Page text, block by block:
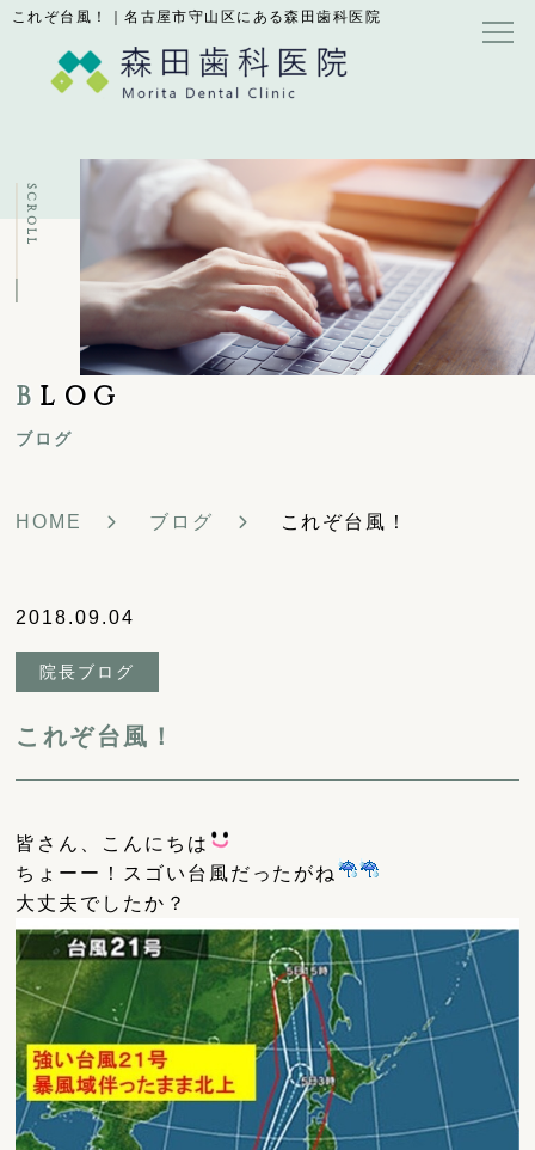
これぞ台風！｜名古屋市守山区にある森田歯科医院
B LOG
ブログ
SCROLL
HOME ブログ これぞ台風！
2018.09.04
院長ブログ
これぞ台風！
皆さん、こんにちは
ちょーー！スゴい台風だったがね
大丈夫でしたか？